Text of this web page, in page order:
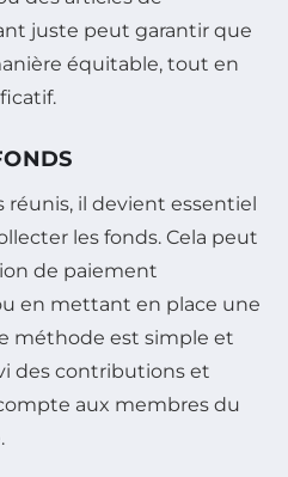
juste peut garantir que
équitable, tout en
réunis, il devient essentiel
les fonds. Cela peut
de paiement
en mettant en place une
méthode est simple et
des contributions et
aux membres du